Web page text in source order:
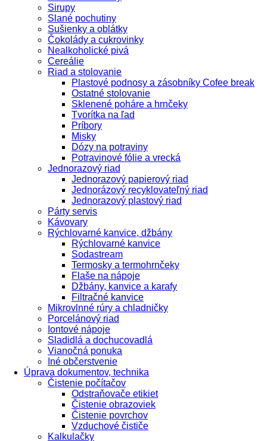
Sirupy
Slané pochutiny
Sušienky a oblátky
Čokolády a cukrovinky
Nealkoholické pivá
Cereálie
Riad a stolovanie
Plastové podnosy a zásobníky Cofee break
Ostatné stolovanie
Sklenené poháre a hrnčeky
Tvorítka na ľad
Príbory
Misky
Dózy na potraviny
Potravinové fólie a vrecká
Jednorazový riad
Jednorazový papierový riad
Jednorázový recyklovateľný riad
Jednorazový plastový riad
Párty servis
Kávovary
Rýchlovarné kanvice, džbány
Rýchlovarné kanvice
Sodastream
Termosky a termohrnčeky
Flaše na nápoje
Džbány, kanvice a karafy
Filtračné kanvice
Mikrovlnné rúry a chladničky
Porcelánový riad
Iontové nápoje
Sladidlá a dochucovadlá
Vianočná ponuka
Iné občerstvenie
Úprava dokumentov, technika
Čistenie počítačov
Odstraňovače etikiet
Čistenie obrazoviek
Čistenie povrchov
Vzduchové čističe
Kalkulačky